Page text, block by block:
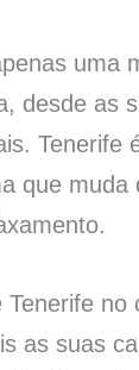
uma
desde as
Tenerife
que
Tenerife
as suas